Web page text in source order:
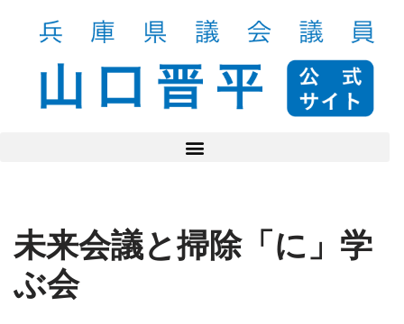
プ
未来会議と掃除「に」学
ぶ会